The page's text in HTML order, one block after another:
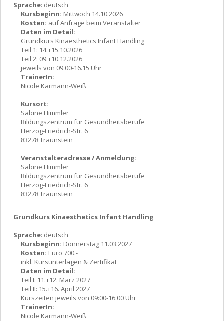
Sprache: deutsch
Kursbeginn: Mittwoch 14.10.2026
Kosten: auf Anfrage beim Veranstalter
Daten im Detail:
Grundkurs Kinaesthetics Infant Handling
Teil 1: 14.+15.10.2026
Teil 2: 09.+10.12.2026
jeweils von 09.00-16.15 Uhr
TrainerIn:
Nicole Karmann-Weiß
Kursort:
Sabine Himmler
Bildungszentrum für Gesundheitsberufe
Herzog-Friedrich-Str. 6
83278 Traunstein
Veranstalteradresse / Anmeldung:
Sabine Himmler
Bildungszentrum für Gesundheitsberufe
Herzog-Friedrich-Str. 6
83278 Traunstein
Grundkurs Kinaesthetics Infant Handling
Sprache: deutsch
Kursbeginn: Donnerstag 11.03.2027
Kosten: Euro 700.-
inkl. Kursunterlagen & Zertifikat
Daten im Detail:
Teil I: 11.+12. März 2027
Teil II: 15.+16. April 2027
Kurszeiten jeweils von 09:00-16:00 Uhr
TrainerIn:
Nicole Karmann-Weiß